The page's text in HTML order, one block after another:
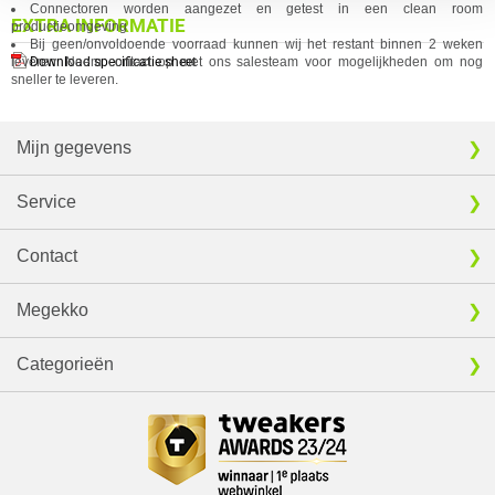
EXTRA INFORMATIE
Download specificatie sheet
Connectoren worden aangezet en getest in een clean room
productieomgeving
Bij geen/onvoldoende voorraad kunnen wij het restant binnen 2 weken
leveren. Neem contactop met ons salesteam voor mogelijkheden om nog
sneller te leveren.
Mijn gegevens
Service
Contact
Megekko
Categorieën